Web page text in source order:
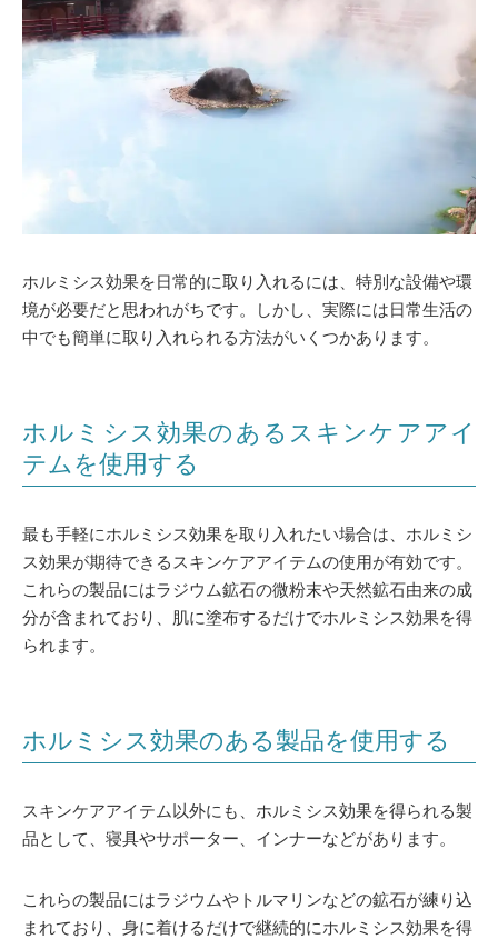
ホルミシス効果を日常的に取り入れるには、特別な設備や環
境が必要だと思われがちです。しかし、実際には日常生活の
中でも簡単に取り入れられる方法がいくつかあります。
ホルミシス効果のあるスキンケアアイ
テムを使用する
最も手軽にホルミシス効果を取り入れたい場合は、ホルミシ
ス効果が期待できるスキンケアアイテムの使用が有効です。
これらの製品にはラジウム鉱石の微粉末や天然鉱石由来の成
分が含まれており、肌に塗布するだけでホルミシス効果を得
られます。
ホルミシス効果のある製品を使用する
スキンケアアイテム以外にも、ホルミシス効果を得られる製
品として、寝具やサポーター、インナーなどがあります。
これらの製品にはラジウムやトルマリンなどの鉱石が練り込
まれており、身に着けるだけで継続的にホルミシス効果を得